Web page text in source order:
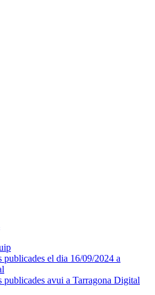
publicades el dia 16/09/2024 a
publicades avui a Tarragona Digital